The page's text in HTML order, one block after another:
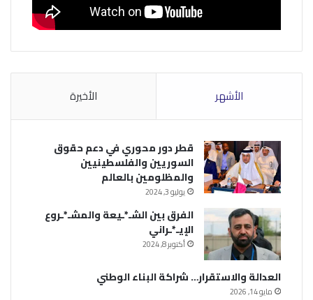
الأشهر الأخيرة
قطر دور محوري في دعم حقوق
السوريين والفلسطينيين
والمظلومين بالعالم
يوليو 3, 2024
الفرق بين الشـ*ـيعة والمشـ*ـروع
الإيـ*ـراني
أكتوبر 8, 2024
العدالة والاستقرار… شراكة البناء الوطني
مايو 14, 2026